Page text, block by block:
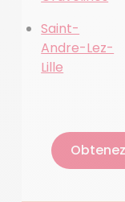
Saint-
Andre-Lez-
Lille